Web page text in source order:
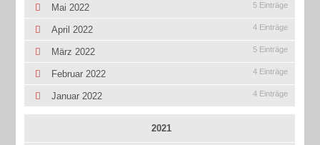
Mai 2022 5 Einträge
April 2022 4 Einträge
März 2022 5 Einträge
Februar 2022 4 Einträge
Januar 2022 4 Einträge
2021